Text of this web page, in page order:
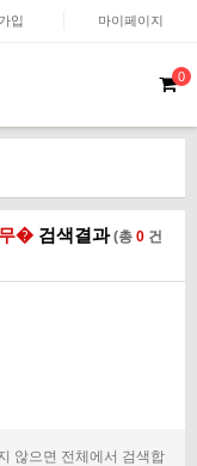
입 마이페이지
0
무� 검색결과(총 0 건
않으면 전체에서 검색합